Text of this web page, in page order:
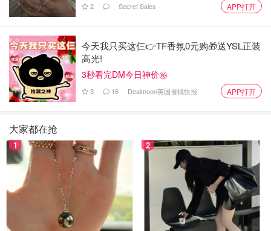
2 Secret Sales APP打开
今天我只买这仨👉TF香氛0元购🎁送YSL正装
高光!
3秒看完DM今日神价㊙️
3 16 Dealmoon英国省钱快报 APP打开
大家都在抢
1 2